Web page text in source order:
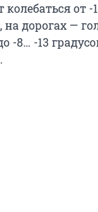
от -
дорогах —
8… -13